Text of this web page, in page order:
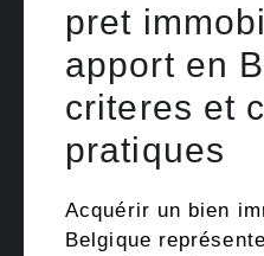
pret
apport en
criteres et
pratiques
Acquérir un bien
Belgique